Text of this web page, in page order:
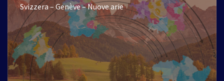
Svizzera – Genève – Nuove arie